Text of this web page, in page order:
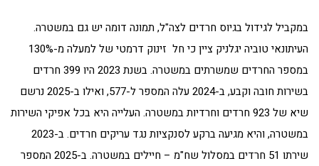
במקביל לגידול בגיוס חרדים לצה"ל, תמונה דומה יש גם במשטרה.
העיתונאי טוביה יגלניק ציין כי חל זינוק דרמטי של למעלה מ-130%
במספר החרדים שמשרתים במשטרה. בשנת 2023 היו 399 חרדים
בשירות חובה וקבע, ב-2024 עלה המספר ל-577, ואילו ב-2025 נרשם
שיא של 923 חרדים וחרדיות במשטרה. העלייה היא בכל אפיקי השירות
במשטרה, והיא מגיעה ברקע לסנקציות נגד עריקים חרדים. ב-2023
שירתו 51 חרדים במסלול שח"מ – חיילים במשטרה. ב-2025 המספר